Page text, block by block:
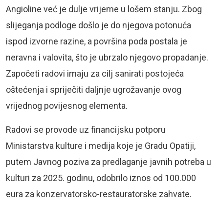
Angioline već je dulje vrijeme u lošem stanju. Zbog
slijeganja podloge došlo je do njegova potonuća
ispod izvorne razine, a površina poda postala je
neravna i valovita, što je ubrzalo njegovo propadanje.
Započeti radovi imaju za cilj sanirati postojeća
oštećenja i spriječiti daljnje ugrožavanje ovog
vrijednog povijesnog elementa.
Radovi se provode uz financijsku potporu
Ministarstva kulture i medija koje je Gradu Opatiji,
putem Javnog poziva za predlaganje javnih potreba u
kulturi za 2025. godinu, odobrilo iznos od 100.000
eura za konzervatorsko-restauratorske zahvate.